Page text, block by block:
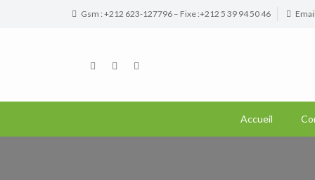
Gsm : +212 623-127796 – Fixe :+212 5 39 94 50 46
Accueil